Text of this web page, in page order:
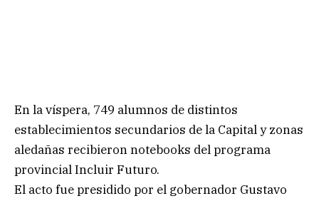
En la víspera, 749 alumnos de distintos
establecimientos secundarios de la Capital y zonas
aledañas recibieron notebooks del programa
provincial Incluir Futuro.
El acto fue presidido por el gobernador Gustavo